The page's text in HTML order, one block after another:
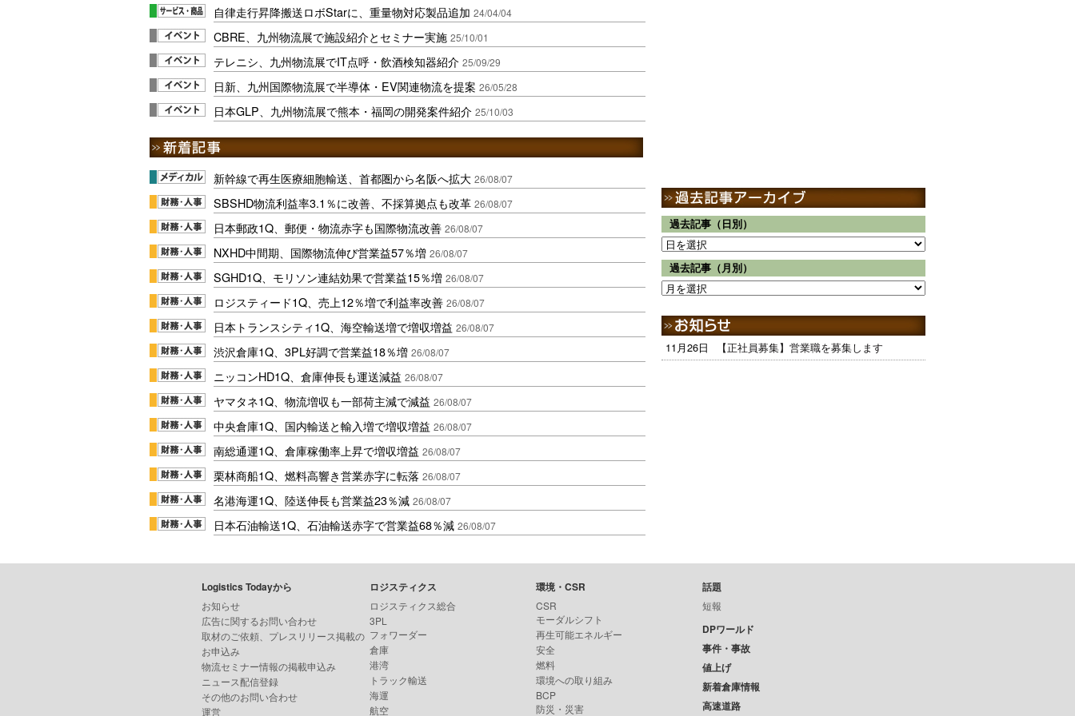
自律走行昇降搬送ロボStarに、重量物対応製品追加 24/04/04
CBRE、九州物流展で施設紹介とセミナー実施 25/10/01
テレニシ、九州物流展でIT点呼・飲酒検知器紹介 25/09/29
日新、九州国際物流展で半導体・EV関連物流を提案 26/05/28
日本GLP、九州物流展で熊本・福岡の開発案件紹介 25/10/03
新幹線で再生医療細胞輸送、首都圏から名阪へ拡大 26/08/07
SBSHD物流利益率3.1％に改善、不採算拠点も改革 26/08/07
日本郵政1Q、郵便・物流赤字も国際物流改善 26/08/07
NXHD中間期、国際物流伸び営業益57％増 26/08/07
SGHD1Q、モリソン連結効果で営業益15％増 26/08/07
ロジスティード1Q、売上12％増で利益率改善 26/08/07
日本トランスシティ1Q、海空輸送増で増収増益 26/08/07
渋沢倉庫1Q、3PL好調で営業益18％増 26/08/07
ニッコンHD1Q、倉庫伸長も運送減益 26/08/07
ヤマタネ1Q、物流増収も一部荷主減で減益 26/08/07
中央倉庫1Q、国内輸送と輸入増で増収増益 26/08/07
南総通運1Q、倉庫稼働率上昇で増収増益 26/08/07
栗林商船1Q、燃料高響き営業赤字に転落 26/08/07
名港海運1Q、陸送伸長も営業益23％減 26/08/07
日本石油輸送1Q、石油輸送赤字で営業益68％減 26/08/07
過去記事（日別）
過去記事（月別）
11月26日 【正社員募集】営業職を募集します
Logistics Todayから
お知らせ
広告に関するお問い合わせ
取材のご依頼、プレスリリース掲載の
お申込み
物流セミナー情報の掲載申込み
ニュース配信登録
その他のお問い合わせ
運営
ロジスティクス
ロジスティクス総合
3PL
フォワーダー
倉庫
港湾
トラック輸送
海運
航空
環境・CSR
CSR
モーダルシフト
再生可能エネルギー
安全
燃料
環境への取り組み
BCP
防災・災害
話題
短報
DPワールド
事件・事故
値上げ
新着倉庫情報
高速道路